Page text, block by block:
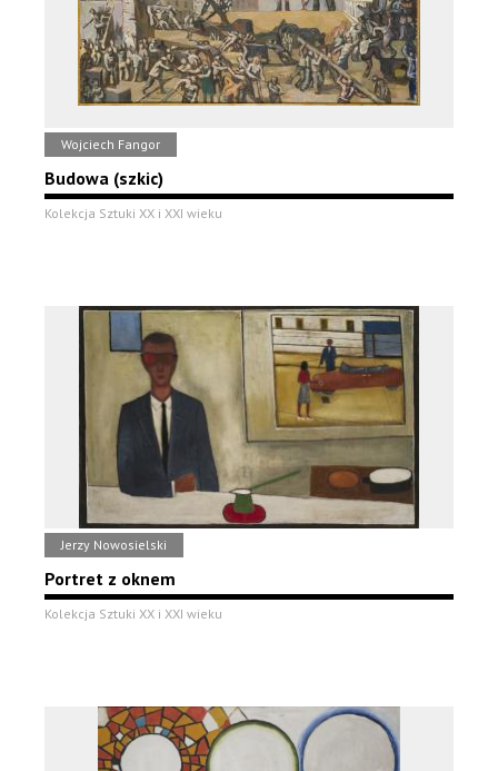
Wojciech Fangor
Budowa (szkic)
Kolekcja Sztuki XX i XXI wieku
Jerzy Nowosielski
Portret z oknem
Kolekcja Sztuki XX i XXI wieku